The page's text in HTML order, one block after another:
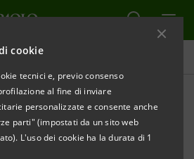
cookie
tecnici e, previo consenso
al fine di inviare
personalizzate e consente anche
parti" (impostati da un sito web
L'uso dei cookie ha la durata di 1
LANCIA CARTOLARIZZAZIONE
MILIARDI DI EURO